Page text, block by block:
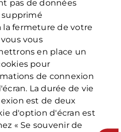
pas de données
supprimé
fermeture de votre
vous
en place un
pour
de connexion
La durée de vie
est de deux
d'option d'écran est
« Se souvenir de